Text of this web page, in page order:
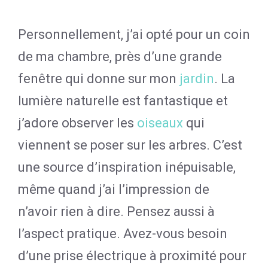
Personnellement, j’ai opté pour un coin
de ma chambre, près d’une grande
fenêtre qui donne sur mon jardin. La
lumière naturelle est fantastique et
j’adore observer les oiseaux qui
viennent se poser sur les arbres. C’est
une source d’inspiration inépuisable,
même quand j’ai l’impression de
n’avoir rien à dire. Pensez aussi à
l’aspect pratique. Avez-vous besoin
d’une prise électrique à proximité pour